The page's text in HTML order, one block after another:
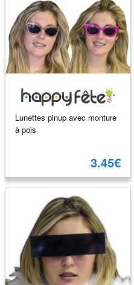
Lunettes pinup avec monture
à pois
3.45€